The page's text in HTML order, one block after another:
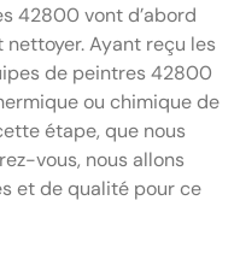
42800 vont d’abord
Ayant reçu les
de peintres 42800
ou chimique de
étape, que nous
vous, nous allons
et de qualité pour ce